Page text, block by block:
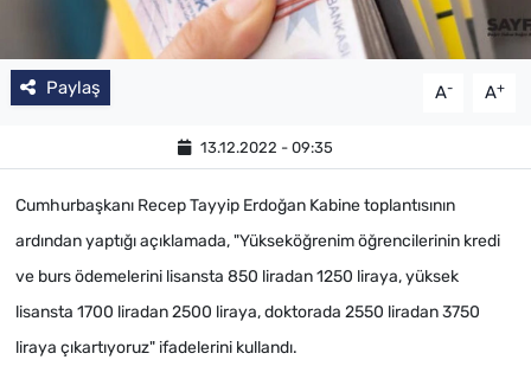
Paylaş A- A+
13.12.2022 - 09:35
Cumhurbaşkanı Recep Tayyip Erdoğan Kabine toplantısının
ardından yaptığı açıklamada, "Yükseköğrenim öğrencilerinin kredi
ve burs ödemelerini lisansta 850 liradan 1250 liraya, yüksek
lisansta 1700 liradan 2500 liraya, doktorada 2550 liradan 3750
liraya çıkartıyoruz" ifadelerini kullandı.